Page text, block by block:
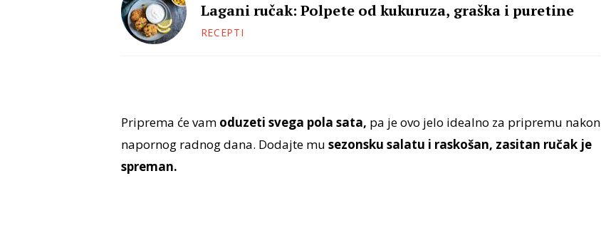
Lagani ručak: Polpete od kukuruza, graška i puretine
RECEPTI
Priprema će vamoduzeti svega pola sata, pa je ovo jelo idealno za pripremu nakon
napornog radnog dana. Dodajte mu sezonsku salatu i raskošan, zasitan ručak je
spreman.